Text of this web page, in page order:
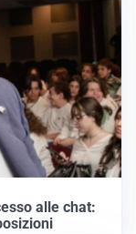
alle chat: